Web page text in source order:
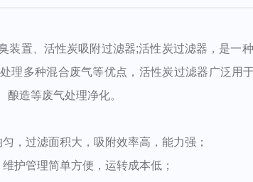
置、活性炭吸附过滤器;活性炭过滤器，是一
理多种混合废气等优点，活性炭过滤器广泛用
酿造等废气处理净化。
过滤面积大，吸附效率高，能力强；
管理简单方便，运转成本低；